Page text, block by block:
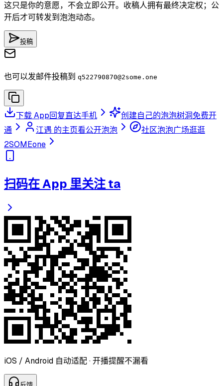
这只是你的意愿，不会立即公开。收稿人拥有最终决定权；公
开后才可转发到泡泡动态。
投稿
也可以发邮件投稿到 q522790870@2some.one
下载 App回复直达手机 创建自己的泡泡树洞免费开
通
江遇 的主页看公开泡泡 社区泡泡广场逛逛
2SOMEone
扫码在 App 里关注 ta
iOS / Android 自动适配 · 开播提醒不漏看